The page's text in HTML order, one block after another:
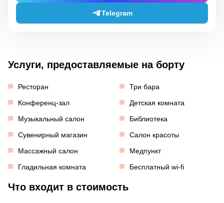
Telegram
Услуги, предоставляемые на борту
Ресторан
Три бара
Конференц-зал
Детская комната
Музыкальный салон
Библиотека
Сувенирный магазин
Салон красоты
Массажный салон
Медпункт
Гладильная комната
Бесплатный wi-fi
Что входит в стоимость